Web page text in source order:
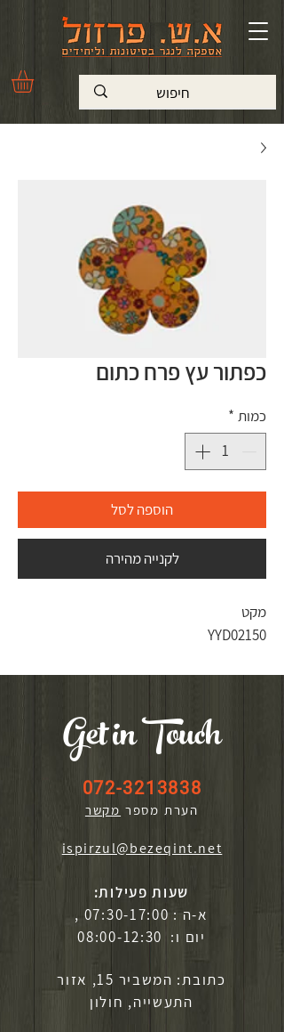
כפתור עץ פרח כתום
כמות *
הוספה לסל
לקנייה מהירה
מקט
YYD02150
Get in Touch
072-3213838
הערת מספר מקשר
ispirzul@bezeqint.net
שעות פעילות:
א-ה : 07:30-17:00 ,
יום ו: 08:00-12:30
כתובת: המשביר 15, אזור
התעשייה, חולון